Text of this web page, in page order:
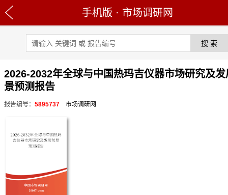
手机版 · 市场调研网
2026-2032年全球与中国热玛吉仪器市场研究及发
景预测报告
报告编号： 5895737 市场调研网